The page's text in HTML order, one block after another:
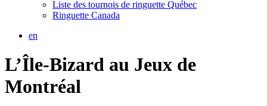
Liste des tournois de ringuette Québec
Ringuette Canada
en
L’Île-Bizard au Jeux de
Montréal